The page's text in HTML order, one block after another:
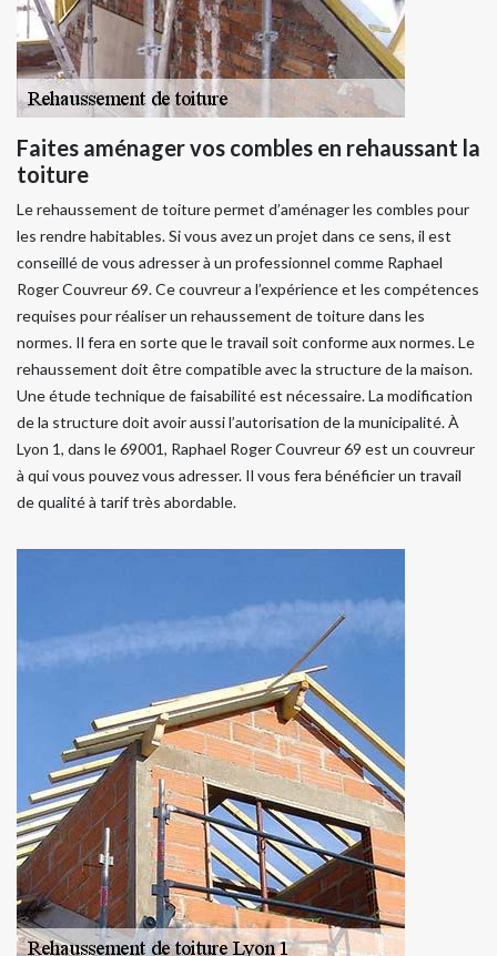
Faites aménager vos combles en rehaussant la
toiture
Le rehaussement de toiture permet d’aménager les combles pour
les rendre habitables. Si vous avez un projet dans ce sens, il est
conseillé de vous adresser à un professionnel comme Raphael
Roger Couvreur 69. Ce couvreur a l’expérience et les compétences
requises pour réaliser un rehaussement de toiture dans les
normes. Il fera en sorte que le travail soit conforme aux normes. Le
rehaussement doit être compatible avec la structure de la maison.
Une étude technique de faisabilité est nécessaire. La modification
de la structure doit avoir aussi l’autorisation de la municipalité. À
Lyon 1, dans le 69001, Raphael Roger Couvreur 69 est un couvreur
à qui vous pouvez vous adresser. Il vous fera bénéficier un travail
de qualité à tarif très abordable.